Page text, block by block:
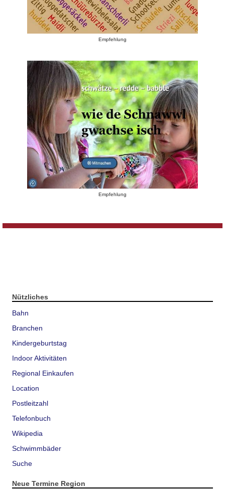
Empfehlung
Empfehlung
Nützliches
Bahn
Branchen
Kindergeburtstag
Indoor Aktivitäten
Regional Einkaufen
Location
Postleitzahl
Telefonbuch
Wikipedia
Schwimmbäder
Suche
Neue Termine Region